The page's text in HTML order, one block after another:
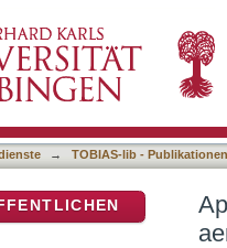
→ TOBIAS-lib -